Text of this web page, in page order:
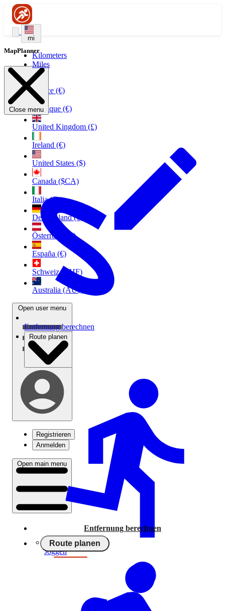
mi
Kilometers
Miles
France (€)
Belgique (€)
United Kingdom (£)
Ireland (€)
United States ($)
Canada ($CA)
Italia (€)
Deutschland (€)
Österreich (€)
España (€)
Schweiz (CHF)
Australia (AU$)
Open user menu
Registrieren
Anmelden
Open main menu
Entfernung berechnen
Route planen
MapPlanner
Close menu
Entfernung berechnen
Route planen
Joggen